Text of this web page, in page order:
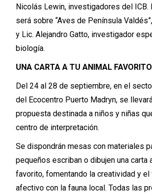
Nicolás Lewin, investigadores del ICB.
será sobre “Aves de Península
y Lic. Alejandro Gatto, investigador
biología.
UNA CARTA A TU ANIMAL FAVORITO
Del 24 al 28 de septiembre, en el
del Ecocentro Puerto Madryn, se
propuesta destinada a niños y niñas
centro de interpretación.
Se dispondrán mesas con materiales
pequeños escriban o dibujen una carta
favorito, fomentando la creatividad y el
afectivo con la fauna local. Todas las